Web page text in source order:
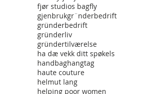
fjør studios bagfly
gjenbrukgr¨nderbedrift
gründerbedrift
gründerliv
gründertilværelse
ha dæ vekk ditt spøkels
handbaghangtag
haute couture
helmut lang
helping poor women